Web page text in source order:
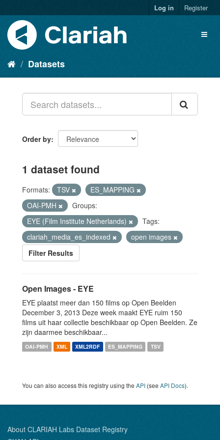
Log in Register
Datasets
Order by
1 dataset found
Formats: TSV
ES_MAPPING
OAI-PMH
Groups:
EYE (Film Institute Netherlands)
Tags:
clariah_media_es_indexed
open images
Filter Results
Open Images - EYE
EYE plaatst meer dan 150 films op Open Beelden
December 3, 2013 Deze week maakt EYE ruim 150
films uit haar collectie beschikbaar op Open Beelden. Ze
zijn daarmee beschikbaar...
OAI-PMH XML XML2RDF ES_MAPPING TSV
You can also access this registry using the API (see API Docs).
About CLARIAH Labs Dataset Registry